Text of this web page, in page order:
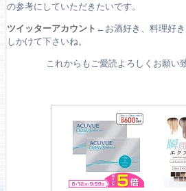
の参考にしていただきたいです。
ツイッターアカウント ←お酒好き、料理好
しかけて下さいね。
これからもご愛読よろしくお願